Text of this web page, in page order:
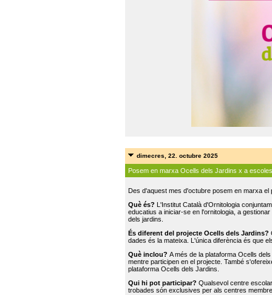
dimecres, 22. octubre 2025
Posem en marxa Ocells dels Jardins x a escoles
Des d'aquest mes d'octubre posem en marxa
Què és? L'Institut Català d'Ornitologia
educatius a iniciar-se en l'ornitologia, a
dels jardins.
És diferent del projecte Ocells dels Jardins?
dades és la mateixa. L'única diferència és que
Què inclou? A més de la plataforma Ocells
mentre participen en el projecte. També
plataforma Ocells dels Jardins.
Qui hi pot participar? Qualsevol centre
trobades són exclusives per als centres